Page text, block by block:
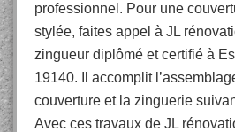
professionnel. Pour une
stylée, faites appel à JL
zingueur diplômé et certifié à
19140. Il accomplit
couverture et la zinguerie
Avec ces travaux de JL